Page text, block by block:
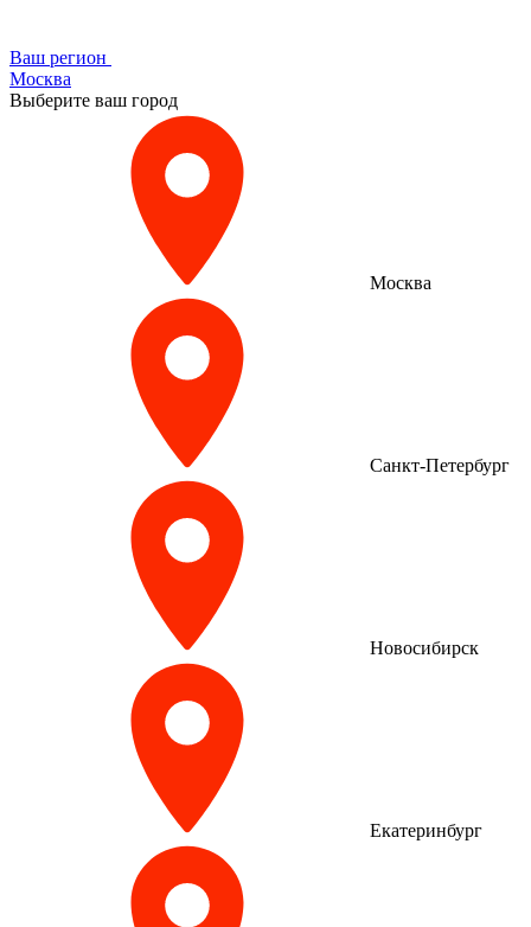
Ваш регион
Москва
Выберите ваш город
Москва
Санкт-Петербург
Новосибирск
Екатеринбург